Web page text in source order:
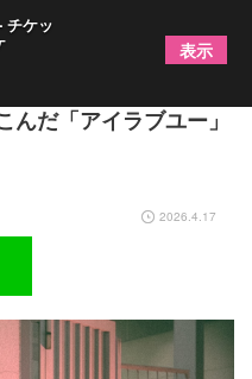
・千也茶丸、ツアーの
だ「アイラブユー」
2026.4.17
チケッ
表示